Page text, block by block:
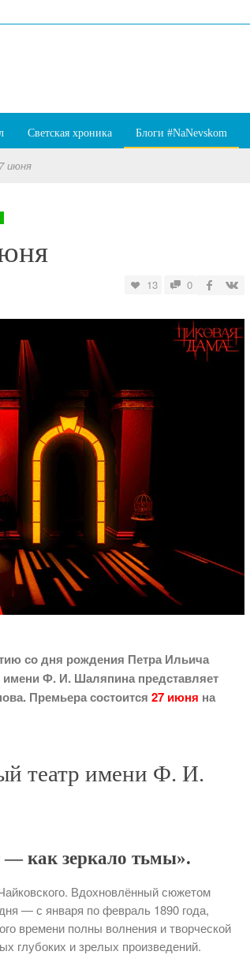
Светская хроника Блоги #NaNevskom
июня
13 0
со дня рождения Петра Ильича
Ф. И. Шаляпина представляет
Премьера состоится 27 июня на
театр имени Ф. И.
— как зеркало тьмы».
Вдохновлённый сюжетом
— с января по февраль 1890 года,
времени полны волнения и творческой
глубоких и зрелых произведений.